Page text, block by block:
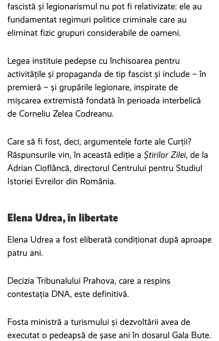
fascistă și legionarismul nu pot fi relativizate: ele au
fundamentat regimuri politice criminale care au
eliminat fizic grupuri considerabile de oameni.
Legea instituie pedepse cu închisoarea pentru
activitățile și propaganda de tip fascist și include – în
premieră – și grupările legionare, inspirate de
mișcarea extremistă fondată în perioada interbelică
de Corneliu Zelea Codreanu.
Care să fi fost, deci, argumentele forte ale Curții?
Răspunsurile vin, în această ediție a Știrilor Zilei, de la
Adrian Cioflâncă, directorul Centrului pentru Studiul
Istoriei Evreilor din România.
Elena Udrea, în libertate
Elena Udrea a fost eliberată condiționat după aproape
patru ani.
Decizia Tribunalului Prahova, care a respins
contestația DNA, este definitivă.
Fosta ministră a turismului și dezvoltării avea de
executat o pedeapsă de șase ani în dosarul Gala Bute.